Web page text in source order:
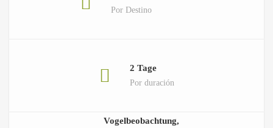
Por Destino
2 Tage
Por duración
Vogelbeobachtung,